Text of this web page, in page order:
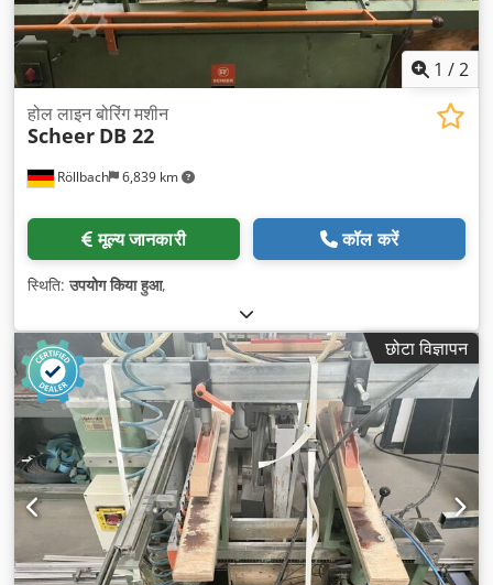
1 /2
Röllbach 6,839 km
होल लाइन बोरिंग मशीन
Scheer DB 22
मूल्य जानकारी कॉल करें
स्थिति:उपयोग किया हुआ,
छोटा विज्ञापन